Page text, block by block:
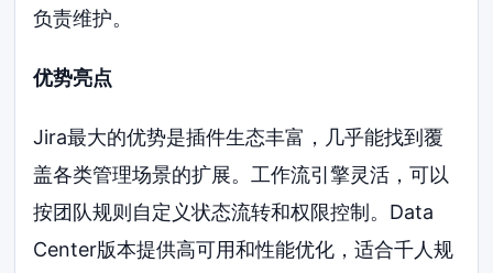
负责维护。
优势亮点
Jira最大的优势是插件生态丰富，几乎能找到覆
盖各类管理场景的扩展。工作流引擎灵活，可以
按团队规则自定义状态流转和权限控制。Data
Center版本提供高可用和性能优化，适合千人规